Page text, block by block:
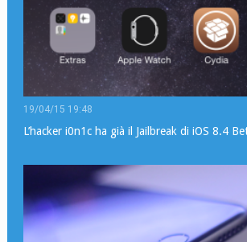
19/04/15 19:48
L’hacker i0n1c ha già il Jailbreak di iOS 8.4